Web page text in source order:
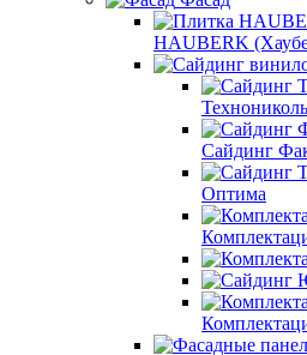
HAUBERK
Технониколь
Сайдинг
Оптима